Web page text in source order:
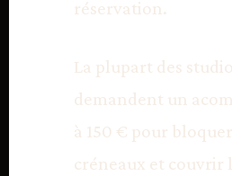
réservation.
La plupart des
demandent un
à 150 € pour
créneaux et couvrir